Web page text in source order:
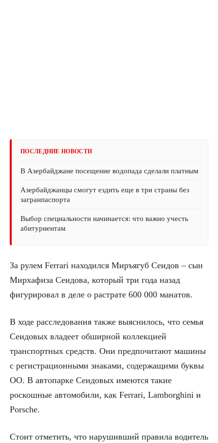
ПОСЛЕДНИЕ НОВОСТИ
В Азербайджане посещение водопада сделали платным
Азербайджанцы смогут ездить еще в три страны без
загранпаспорта
Выбор специальности начинается: что важно учесть
абитуриентам
За рулем Ferrari находился Миръягуб Сеидов – сын
Мирхафиза Сеидова, который три года назад
фигурировал в деле о растрате 600 000 манатов.
В ходе расследования также выяснилось, что семья
Сеидовых владеет обширной коллекцией
транспортных средств. Они предпочитают машины
с регистрационными знаками, содержащими буквы
OO. В автопарке Сеидовых имеются такие
роскошные автомобили, как Ferrari, Lamborghini и
Porsche.
Стоит отметить, что нарушивший правила водитель